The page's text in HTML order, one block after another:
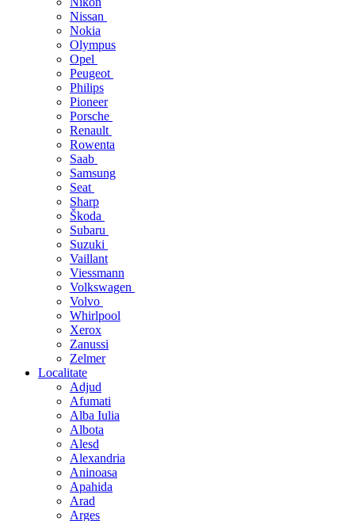
Nissan
Nokia
Olympus
Opel
Peugeot
Philips
Pioneer
Porsche
Renault
Rowenta
Saab
Samsung
Seat
Sharp
Škoda
Subaru
Suzuki
Vaillant
Viessmann
Volkswagen
Volvo
Whirlpool
Xerox
Zanussi
Zelmer
Localitate
Adjud
Afumati
Alba Iulia
Albota
Alesd
Alexandria
Aninoasa
Apahida
Arad
Arges